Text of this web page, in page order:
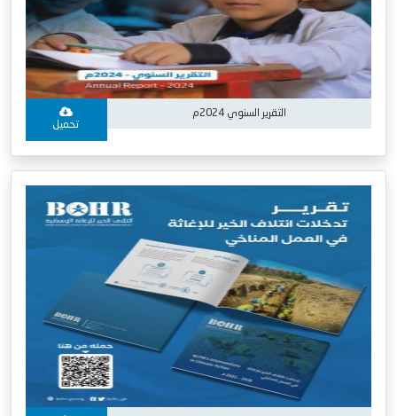
التقرير السنوي 2024م
تحميل